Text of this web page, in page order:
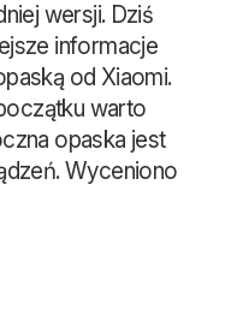
wersji. Dziś
informacje
od Xiaomi.
warto
opaska jest
Wyceniono